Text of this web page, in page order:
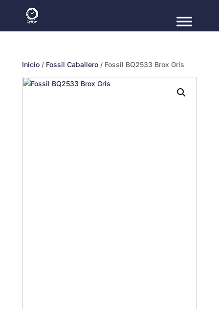
Inicio/ Fossil Caballero/ Fossil BQ2533 Brox Gris